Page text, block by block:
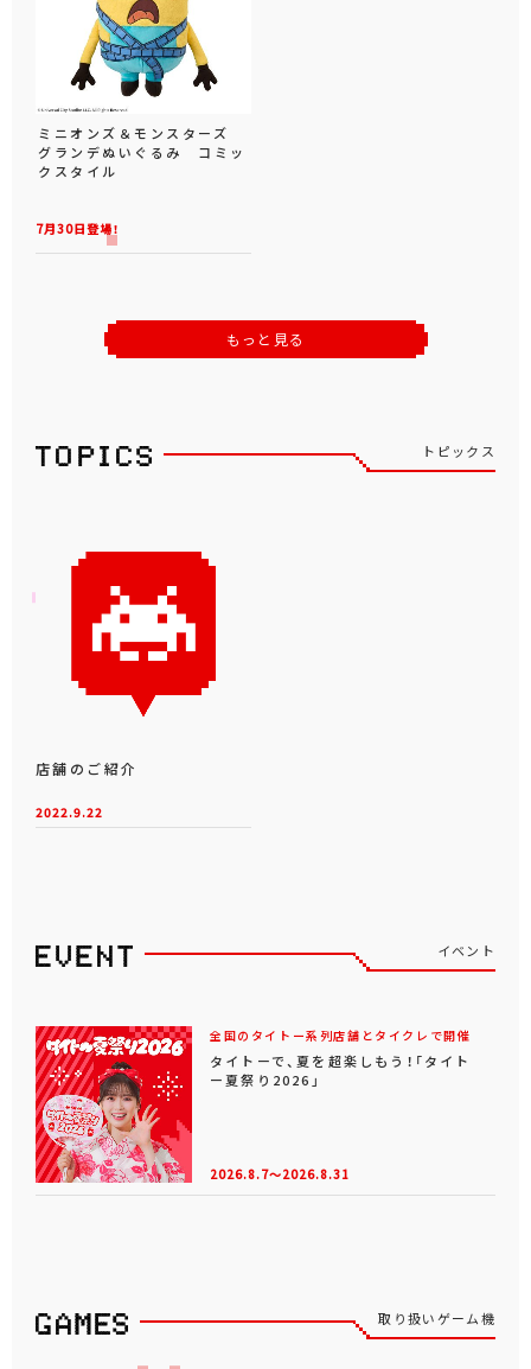
7月30日登場！
ミニオンズ＆モンスターズ
グランデぬいぐるみ コミッ
クスタイル
もっと見る
トピックス
店舗のご紹介
2022.9.22
イベント
全国のタイトー系列店舗とタイクレで開催
タイトーで、夏を超楽しもう！「タイト
ー夏祭り2026」
2026.8.7～2026.8.31
取り扱いゲーム機